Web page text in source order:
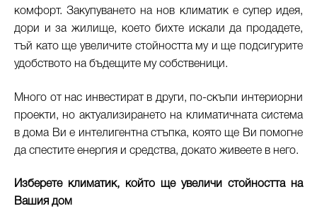
комфорт. Закупуването на нов климатик е супер идея,
дори и за жилище, което бихте искали да продадете,
тъй като ще увеличите стойността му и ще подсигурите
удобството на бъдещите му собственици.
Много от нас инвестират в други, по-скъпи интериорни
проекти, но актуализирането на климатичната система
в дома Ви е интелигентна стъпка, която ще Ви помогне
да спестите енергия и средства, докато живеете в него.
Изберете климатик, който ще увеличи стойността на
Вашия дом